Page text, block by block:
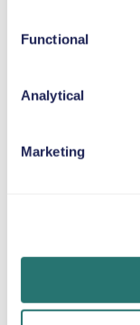
Functional
Analytical
Marketing
minuti sul sito web